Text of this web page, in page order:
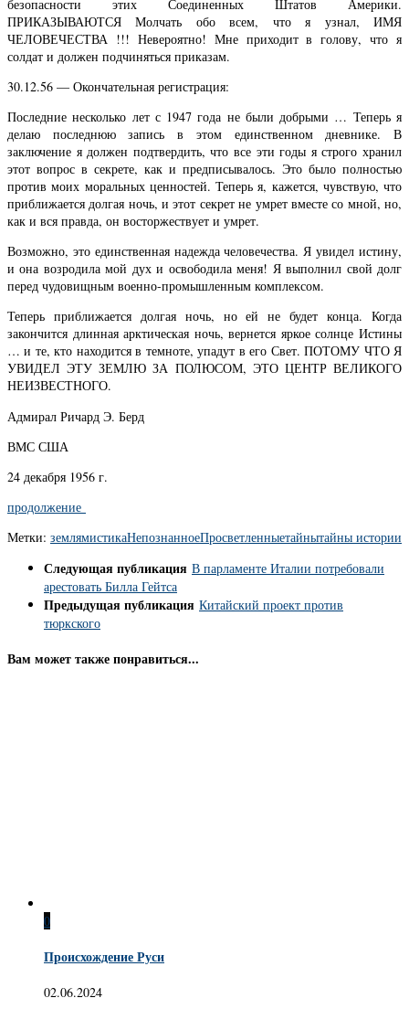
безопасности этих Соединенных Штатов Америки.
ПРИКАЗЫВАЮТСЯ Молчать обо всем, что я узнал, ИМЯ
ЧЕЛОВЕЧЕСТВА !!! Невероятно! Мне приходит в голову, что я
солдат и должен подчиняться приказам.
30.12.56 — Окончательная регистрация:
Последние несколько лет с 1947 года не были добрыми … Теперь я
делаю последнюю запись в этом единственном дневнике. В
заключение я должен подтвердить, что все эти годы я строго хранил
этот вопрос в секрете, как и предписывалось. Это было полностью
против моих моральных ценностей. Теперь я, кажется, чувствую, что
приближается долгая ночь, и этот секрет не умрет вместе со мной, но,
как и вся правда, он восторжествует и умрет.
Возможно, это единственная надежда человечества. Я увидел истину,
и она возродила мой дух и освободила меня! Я выполнил свой долг
перед чудовищным военно-промышленным комплексом.
Теперь приближается долгая ночь, но ей не будет конца. Когда
закончится длинная арктическая ночь, вернется яркое солнце Истины
… и те, кто находится в темноте, упадут в его Свет. ПОТОМУ ЧТО Я
УВИДЕЛ ЭТУ ЗЕМЛЮ ЗА ПОЛЮСОМ, ЭТО ЦЕНТР ВЕЛИКОГО
НЕИЗВЕСТНОГО.
Адмирал Ричард Э. Берд
ВМС США
24 декабря 1956 г.
продолжение
Метки: землямистикаНепознанноеПросветленныетайнытайны истории
Следующая публикация В парламенте Италии потребовали
арестовать Билла Гейтса
Предыдущая публикация Китайский проект против
тюркского
Вам может также понравиться...
0
Происхождение Руси
02.06.2024